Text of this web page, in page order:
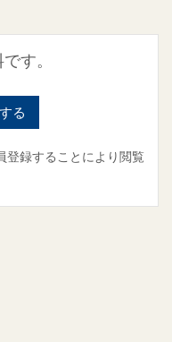
す。
る
録することにより閲覧